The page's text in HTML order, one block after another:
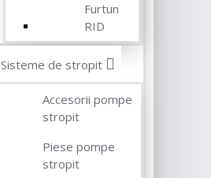
Furtun
RID
Sisteme de stropit
Accesorii pompe
stropit
Piese pompe
stropit